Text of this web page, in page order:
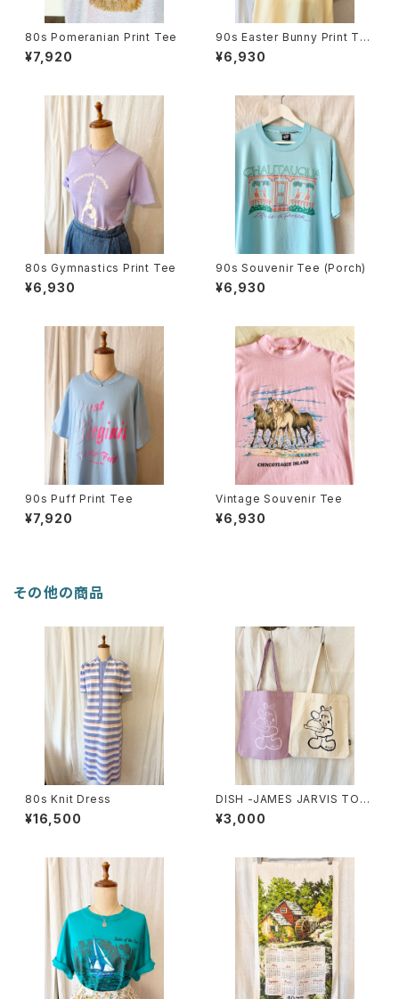
80s Pomeranian Print Tee
¥7,920
90s Easter Bunny Print Te
e
¥6,930
80s Gymnastics Print Tee
¥6,930
90s Souvenir Tee (Porch)
¥6,930
90s Puff Print Tee
¥7,920
Vintage Souvenir Tee
¥6,930
その他の商品
80s Knit Dress
¥16,500
DISH -JAMES JARVIS TOT
E BAG
¥3,000